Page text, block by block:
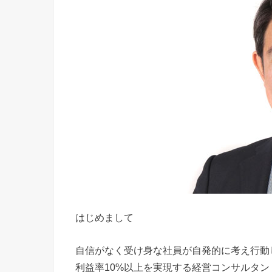
はじめまして
自信がなく受け身な社員が自発的に考え行動
利益率10%以上を実現する経営コンサルタン